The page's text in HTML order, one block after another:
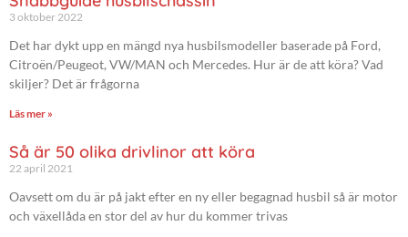
3 oktober 2022
Det har dykt upp en mängd nya husbilsmodeller baserade på Ford,
Citroën/Peugeot, VW/MAN och Mercedes. Hur är de att köra? Vad
skiljer? Det är frågorna
Läs mer »
Så är 50 olika drivlinor att köra
22 april 2021
Oavsett om du är på jakt efter en ny eller begagnad husbil så är motor
och växellåda en stor del av hur du kommer trivas